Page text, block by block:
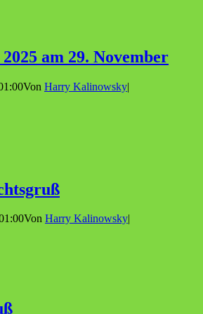
am 29. November
Von Harry Kalinowsky|
Von Harry Kalinowsky|